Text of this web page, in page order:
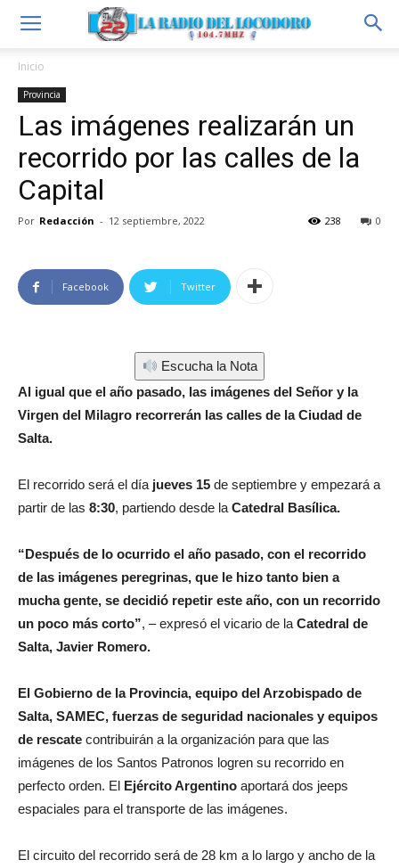
Inicio
Provincia
Las imágenes realizarán un
recorrido por las calles de la
Capital
Por Redacción - 12 septiembre, 2022 0
238
Facebook Twitter
Escucha la Nota
Al igual que el año pasado, las imágenes del Señor y la
Virgen del Milagro recorrerán las calles de la Ciudad de
Salta.
El recorrido será el día jueves 15 de septiembre y empezará a
partir de las 8:30, partiendo desde la Catedral Basílica.
“Después de lo ocurrido el año pasado, con el recorrido
de las imágenes peregrinas, que le hizo tanto bien a
mucha gente, se decidió repetir este año, con un recorrido
un poco más corto”, – expresó el vicario de la Catedral de
Salta, Javier Romero.
El Gobierno de la Provincia, equipo del Arzobispado de
Salta, SAMEC, fuerzas de seguridad nacionales y equipos
de rescate contribuirán a la organización para que las
imágenes de los Santos Patronos logren su recorrido en
perfecto orden. El Ejército Argentino aportará dos jeeps
espaciales para el transporte de las imágenes.
El circuito del recorrido será de 28 km a lo largo y ancho de la